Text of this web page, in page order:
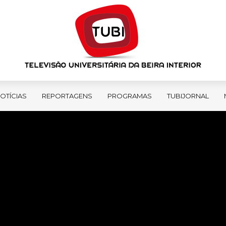
REPORTAGENS PROGRAMAS TUBIJORNAL